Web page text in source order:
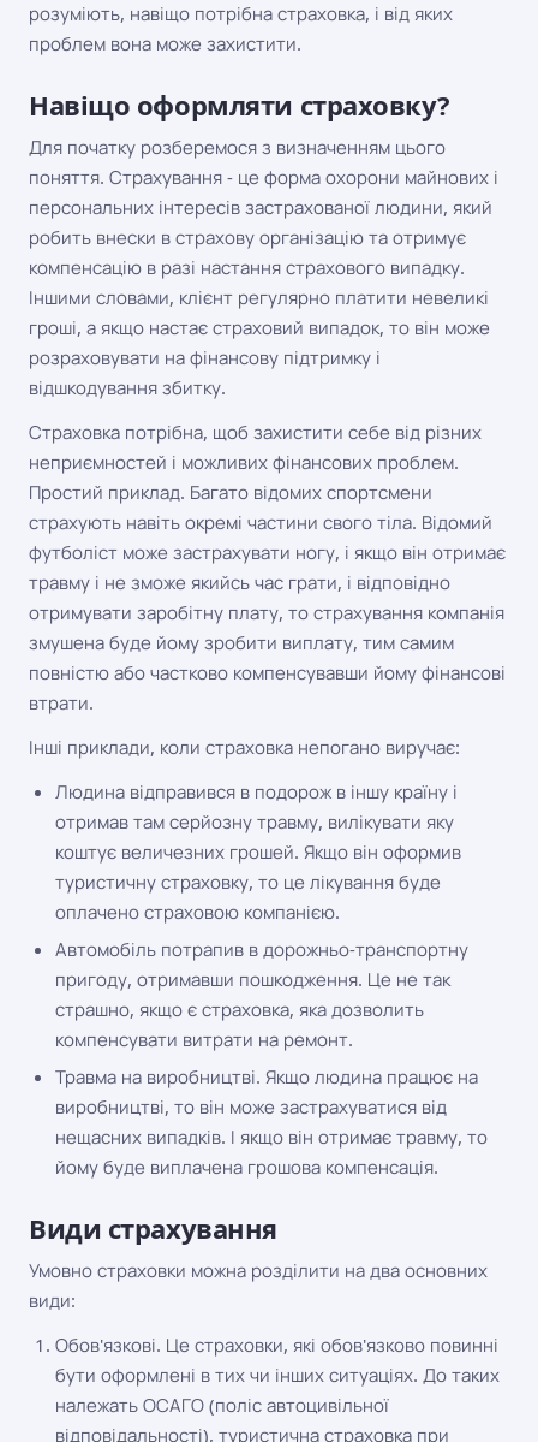
розуміють, навіщо потрібна страховка, і від яких
проблем вона може захистити.
Навіщо оформляти страховку?
Для початку розберемося з визначенням цього
поняття. Страхування - це форма охорони майнових і
персональних інтересів застрахованої людини, який
робить внески в страхову організацію та отримує
компенсацію в разі настання страхового випадку.
Іншими словами, клієнт регулярно платити невеликі
гроші, а якщо настає страховий випадок, то він може
розраховувати на фінансову підтримку і
відшкодування збитку.
Страховка потрібна, щоб захистити себе від різних
неприємностей і можливих фінансових проблем.
Простий приклад. Багато відомих спортсмени
страхують навіть окремі частини свого тіла. Відомий
футболіст може застрахувати ногу, і якщо він отримає
травму і не зможе якийсь час грати, і відповідно
отримувати заробітну плату, то страхування компанія
змушена буде йому зробити виплату, тим самим
повністю або частково компенсувавши йому фінансові
втрати.
Інші приклади, коли страховка непогано виручає:
Людина відправився в подорож в іншу країну і
отримав там серйозну травму, вилікувати яку
коштує величезних грошей. Якщо він оформив
туристичну страховку, то це лікування буде
оплачено страховою компанією.
Автомобіль потрапив в дорожньо-транспортну
пригоду, отримавши пошкодження. Це не так
страшно, якщо є страховка, яка дозволить
компенсувати витрати на ремонт.
Травма на виробництві. Якщо людина працює на
виробництві, то він може застрахуватися від
нещасних випадків. І якщо він отримає травму, то
йому буде виплачена грошова компенсація.
Види страхування
Умовно страховки можна розділити на два основних
види:
Обов'язкові. Це страховки, які обов'язково повинні
бути оформлені в тих чи інших ситуаціях. До таких
належать ОСАГО (поліс автоцивільної
відповідальності), туристична страховка при